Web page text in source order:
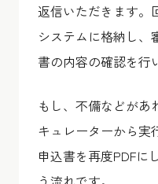
返信いただきます。
システムに格納し、
書の内容の確認を行
もし、不備などがあ
キュレーターから実
申込書を再度PDFに